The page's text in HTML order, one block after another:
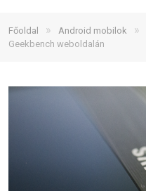
Főoldal » Android mobilok »
Geekbench weboldalán